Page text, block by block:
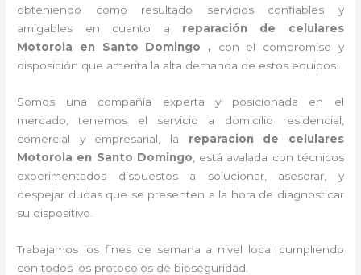
obteniendo como resultado servicios confiables y
amigables en cuanto a reparación de celulares
Motorola en Santo Domingo , con el compromiso y
disposición que amerita la alta demanda de estos equipos.
Somos una compañía experta y posicionada en el
mercado, tenemos el servicio a domicilio residencial,
comercial y empresarial, la reparacion de celulares
Motorola en Santo Domingo , está avalada con técnicos
experimentados dispuestos a solucionar, asesorar, y
despejar dudas que se presenten a la hora de diagnosticar
su dispositivo.
Trabajamos los fines de semana a nivel local cumpliendo
con todos los protocolos de bioseguridad.